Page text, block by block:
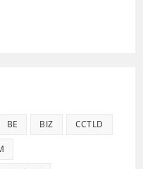
BE BIZ CCTLD